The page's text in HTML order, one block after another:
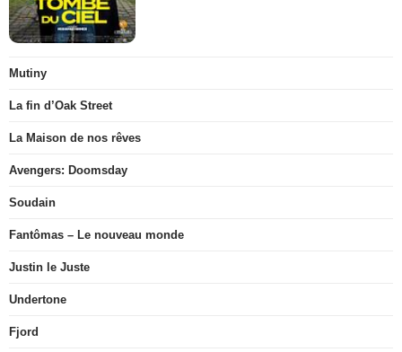
Mutiny
La fin d’Oak Street
La Maison de nos rêves
Avengers: Doomsday
Soudain
Fantômas – Le nouveau monde
Justin le Juste
Undertone
Fjord